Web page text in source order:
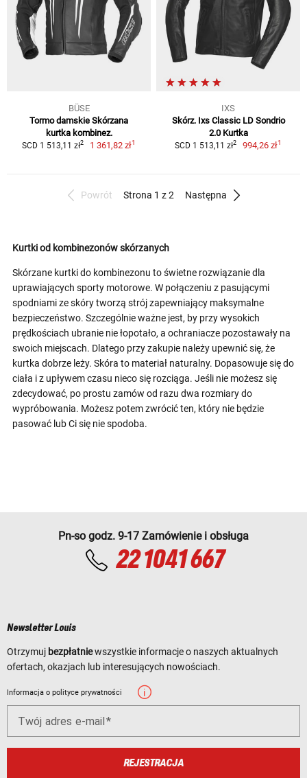
BÜSE
Tormo damskie Skórzana
kurtka kombinez.
SCD 1 513,11 zł2 1 361,82 zł1
IXS
Skórz. Ixs Classic LD Sondrio
2.0 Kurtka
SCD 1 513,11 zł2 994,26 zł1
Powrót Strona 1 z 2 Następna
Kurtki od kombinezonów skórzanych
Skórzane kurtki do kombinezonu to świetne rozwiązanie dla
uprawiających sporty motorowe. W połączeniu z pasującymi
spodniami ze skóry tworzą strój zapewniający maksymalne
bezpieczeństwo. Szczególnie ważne jest, by przy wysokich
prędkościach ubranie nie łopotało, a ochraniacze pozostawały na
swoich miejscach. Dlatego przy zakupie należy upewnić się, że
kurtka dobrze leży. Skóra to materiał naturalny. Dopasowuje się do
ciała i z upływem czasu nieco się rozciąga. Jeśli nie możesz się
zdecydować, po prostu zamów od razu dwa rozmiary do
wypróbowania. Możesz potem zwrócić ten, który nie będzie
pasować lub Ci się nie spodoba.
Pn-so godz. 9-17 Zamówienie i obsługa
22 1041 667
Newsletter Louis
Otrzymuj bezpłatniewszystkie informacje o naszych aktualnych
ofertach, okazjach lub interesujących nowościach.
Informacja o polityce prywatności
Twój adres e-mail
REJESTRACJA